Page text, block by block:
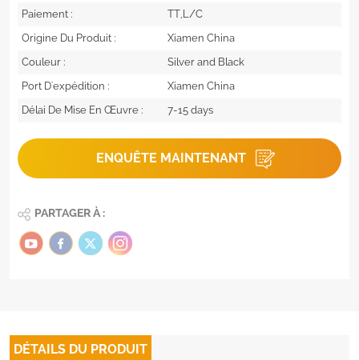
Paiement :
TT,L/C
Origine Du Produit :
Xiamen China
Couleur :
Silver and Black
Port D'expédition :
Xiamen China
Délai De Mise En Œuvre :
7-15 days
ENQUÊTE MAINTENANT
PARTAGER À :
DÉTAILS DU PRODUIT